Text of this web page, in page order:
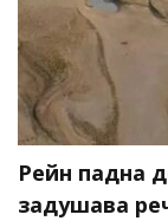
Рейн падна
задушава